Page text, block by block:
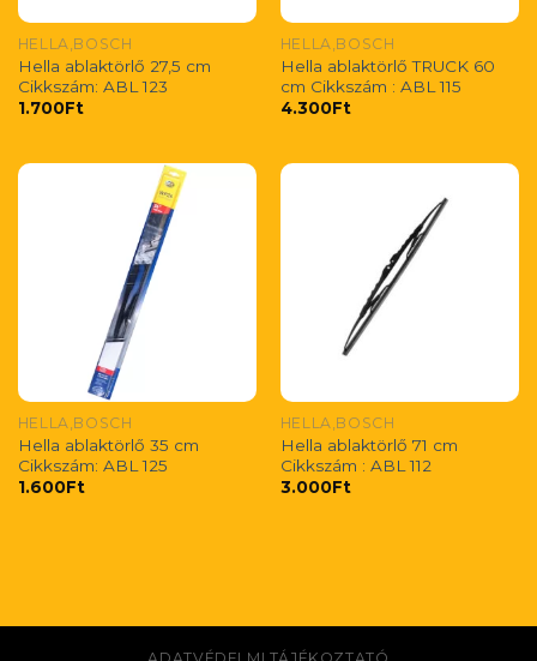
HELLA,BOSCH
Hella ablaktörlő 27,5 cm
Cikkszám: ABL 123
1.700Ft
HELLA,BOSCH
Hella ablaktörlő TRUCK 60
cm Cikkszám : ABL 115
4.300Ft
HELLA,BOSCH
Hella ablaktörlő 35 cm
Cikkszám: ABL 125
1.600Ft
HELLA,BOSCH
Hella ablaktörlő 71 cm
Cikkszám : ABL 112
3.000Ft